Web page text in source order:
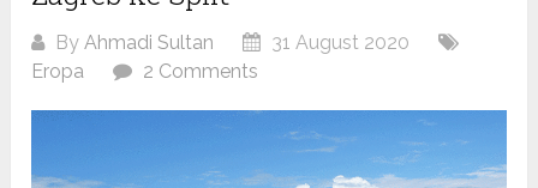
ByAhmadi Sultan
31 August 2020
Eropa
2 Comments